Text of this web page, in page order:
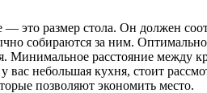
это размер стола. Он должен
собираются за ним.
Минимальное расстояние между
небольшая кухня, стоит
позволяют экономить место.